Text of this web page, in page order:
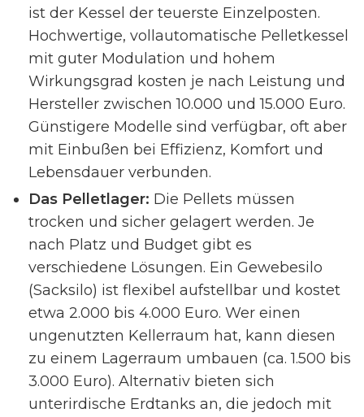
ist der Kessel der teuerste Einzelposten.
Hochwertige, vollautomatische Pelletkessel
mit guter Modulation und hohem
Wirkungsgrad kosten je nach Leistung und
Hersteller zwischen 10.000 und 15.000 Euro.
Günstigere Modelle sind verfügbar, oft aber
mit Einbußen bei Effizienz, Komfort und
Lebensdauer verbunden.
Das Pelletlager: Die Pellets müssen
trocken und sicher gelagert werden. Je
nach Platz und Budget gibt es
verschiedene Lösungen. Ein Gewebesilo
(Sacksilo) ist flexibel aufstellbar und kostet
etwa 2.000 bis 4.000 Euro. Wer einen
ungenutzten Kellerraum hat, kann diesen
zu einem Lagerraum umbauen (ca. 1.500 bis
3.000 Euro). Alternativ bieten sich
unterirdische Erdtanks an, die jedoch mit